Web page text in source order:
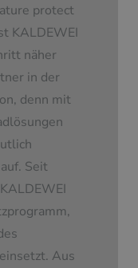
protect
KALDEWEI
näher
in der
denn mit
Seit
Aus